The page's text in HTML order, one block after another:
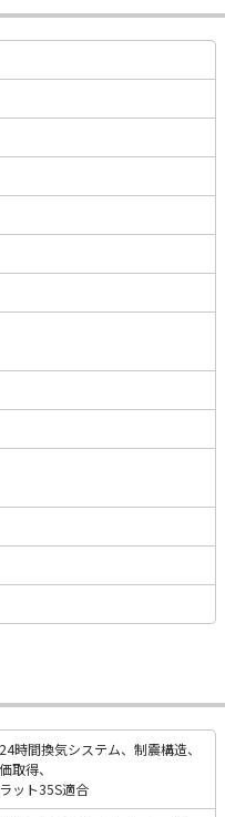
時間換気システム、制震構造、
取得、
ット35S適合